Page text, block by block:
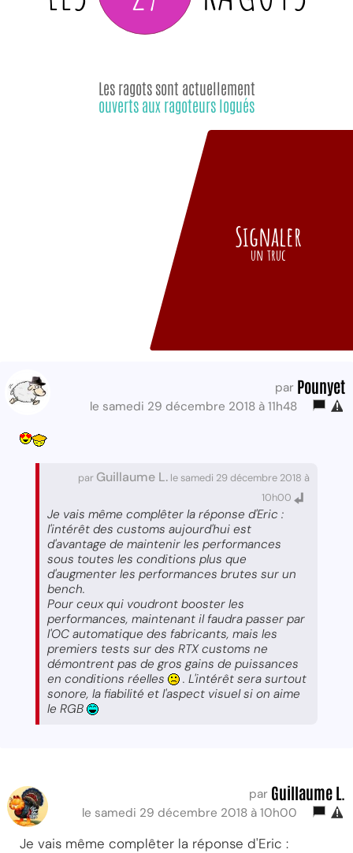
Les ragots sont actuellement
ouverts aux ragoteurs logués
Signaler
un truc
par Pounyet
le samedi 29 décembre 2018 à 11h48
par Guillaume L. le samedi 29 décembre 2018 à
10h00
Je vais même complêter la réponse d'Eric :
l'intérêt des customs aujourd'hui est
d'avantage de maintenir les performances
sous toutes les conditions plus que
d'augmenter les performances brutes sur un
bench.
Pour ceux qui voudront booster les
performances, maintenant il faudra passer par
l'OC automatique des fabricants, mais les
premiers tests sur des RTX customs ne
démontrent pas de gros gains de puissances
en conditions réelles
. L'intérêt sera surtout
sonore, la fiabilité et l'aspect visuel si on aime
le RGB
par Guillaume L.
le samedi 29 décembre 2018 à 10h00
Je vais même complêter la réponse d'Eric :